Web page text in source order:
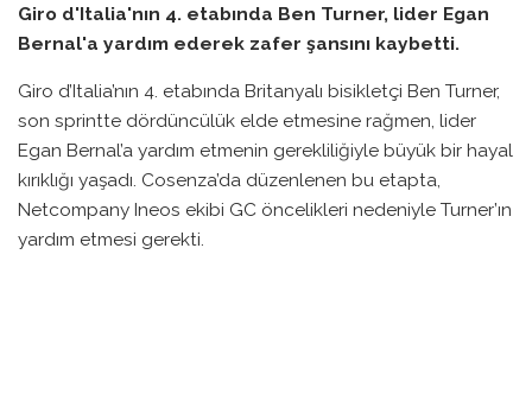
Giro d'Italia'nın 4. etabında Ben Turner, lider Egan
Bernal'a yardım ederek zafer şansını kaybetti.
Giro d’Italia’nın 4. etabında Britanyalı bisikletçi Ben Turner,
son sprintte dördüncülük elde etmesine rağmen, lider
Egan Bernal’a yardım etmenin gerekliliğiyle büyük bir hayal
kırıklığı yaşadı. Cosenza’da düzenlenen bu etapta,
Netcompany Ineos ekibi GC öncelikleri nedeniyle Turner’ın
yardım etmesi gerekti.